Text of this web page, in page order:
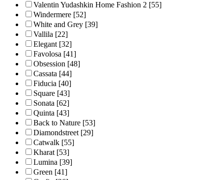
Valentin Yudashkin Home Fashion 2 [55]
Windermere [52]
White and Grey [39]
Vallila [22]
Elegant [32]
Favolosa [41]
Obsession [48]
Cassata [44]
Fiducia [40]
Square [43]
Sonata [62]
Quinta [43]
Back to Nature [53]
Diamondstreet [29]
Catwalk [55]
Kharat [53]
Lumina [39]
Green [41]